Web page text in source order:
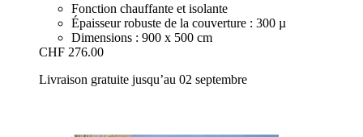
Fonction chauffante et isolante
Épaisseur robuste de la couverture : 300 µ
Dimensions : 900 x 500 cm
CHF 276.00
Livraison gratuite jusqu’au 02 septembre